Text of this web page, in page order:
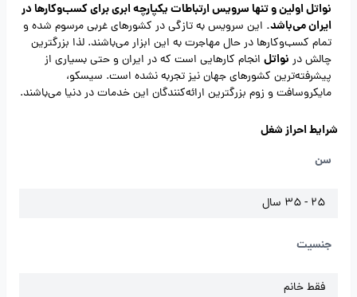
نواتل اولین و تنها سرویس ارتباطات یکپارچه ابری برای کسب‌وکارها در
ایران می‌باشد. این سرویس به تازگی در کشورهای غربی مرسوم شده و
تمام کسب‌وکارها در حال مهاجرت به این ابزار می‌باشند. لذا بزرگترین
چالش در نواتل انجام کارهایی است که در ایران و حتی بسیاری از
پیشرفته‌ترین کشورهای جهان نیز تجربه نشده است. سیسکو،
مایکروسافت و زوم بزرگترین ارائه‌کنندگان این خدمات در دنیا می‌باشند.
شرایط احراز شغل
سن
25 - 35 سال
جنسیت
فقط خانم